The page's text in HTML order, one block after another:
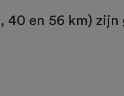
40 en 56 km) zijn